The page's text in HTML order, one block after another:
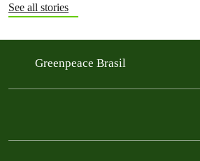
See all stories
Greenpeace Brasil